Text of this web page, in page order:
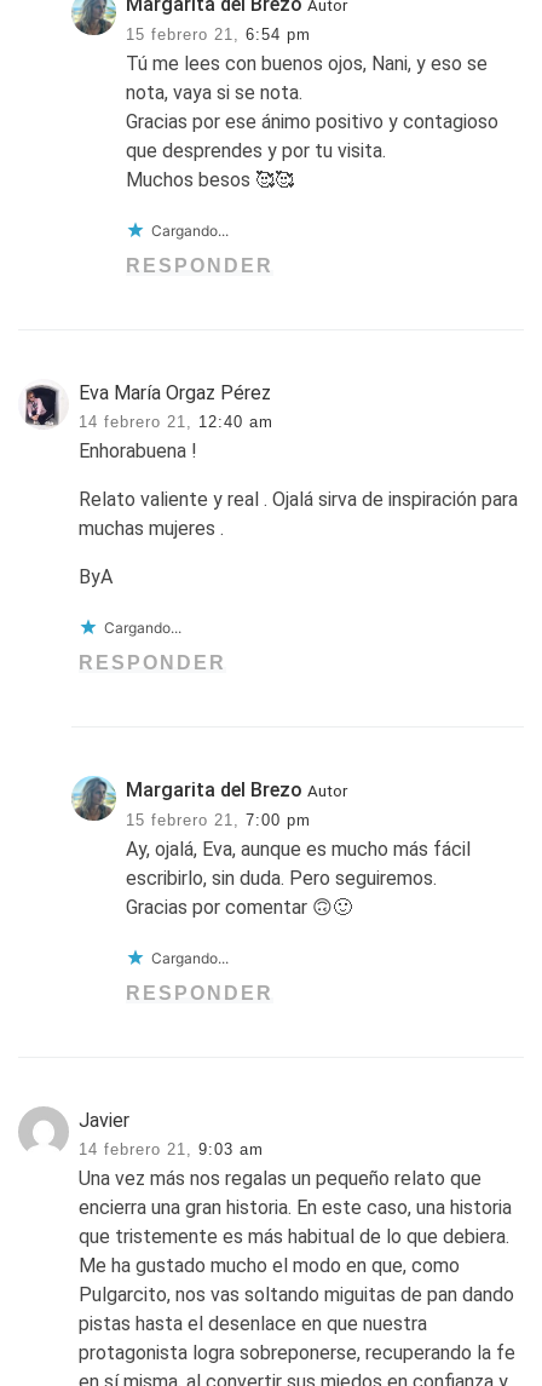
Autor
15 febrero 21,
6:54 pm
Tú me lees con buenos ojos, Nani, y eso se
nota, vaya si se nota.
Gracias por ese ánimo positivo y contagioso
que desprendes y por tu visita.
Muchos besos 🥰🥰
Cargando...
RESPONDER
Eva María Orgaz Pérez
14 febrero 21, 12:40 am
Enhorabuena !
Relato valiente y real . Ojalá sirva de inspiración para
muchas mujeres .
ByA
Cargando...
RESPONDER
Margarita del Brezo Autor
15 febrero 21,
7:00 pm
Ay, ojalá, Eva, aunque es mucho más fácil
escribirlo, sin duda. Pero seguiremos.
Gracias por comentar 🙃🙂
Cargando...
RESPONDER
Javier
14 febrero 21, 9:03 am
Una vez más nos regalas un pequeño relato que
encierra una gran historia. En este caso, una historia
que tristemente es más habitual de lo que debiera.
Me ha gustado mucho el modo en que, como
Pulgarcito, nos vas soltando miguitas de pan dando
pistas hasta el desenlace en que nuestra
protagonista logra sobreponerse, recuperando la fe